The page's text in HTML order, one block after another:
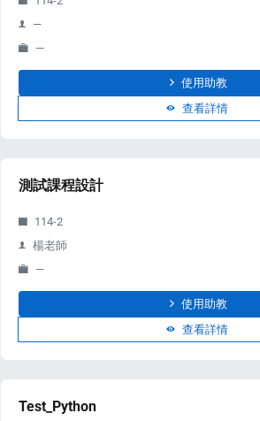
—
—
使用助教
查看詳情
測試課程設計
114-2
楊老師
—
使用助教
查看詳情
Test_Python